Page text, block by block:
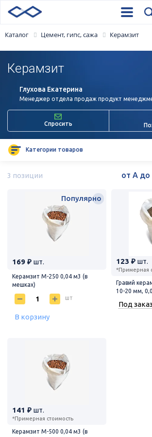
Каталог Цемент, гипс, сажа Керамзит
Керамзит
Глухова Екатерина
Менеджер отдела продаж продукт
Спросить
Категории товаров
3 позиции
169 ₽ шт.
Керамзит М-250 0,04 м3 (в
мешках)
Популярно
шт
В корзину
123 ₽ шт.
*Примерная
Гравий
10-20 мм,
Под заказ
141 ₽ шт.
*Примерная стоимость
Керамзит М-500 0,04 м3 (в